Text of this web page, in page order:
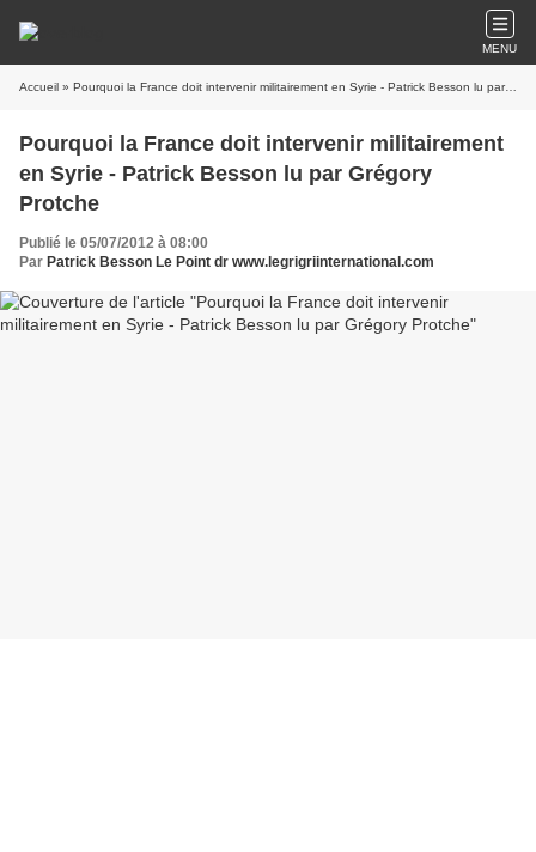
MENU
Accueil » Pourquoi la France doit intervenir militairement en Syrie - Patrick Besson lu par Grégory Protche
Pourquoi la France doit intervenir militairement
en Syrie - Patrick Besson lu par Grégory
Protche
Publié le 05/07/2012 à 08:00
Par Patrick Besson Le Point dr www.legrigriinternational.com